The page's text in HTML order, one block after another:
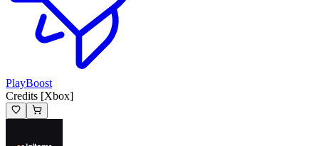
PlayBoost
Credits [Xbox]